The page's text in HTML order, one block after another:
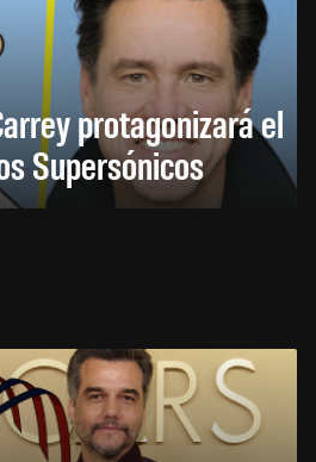
protagonizará el
Supersónicos